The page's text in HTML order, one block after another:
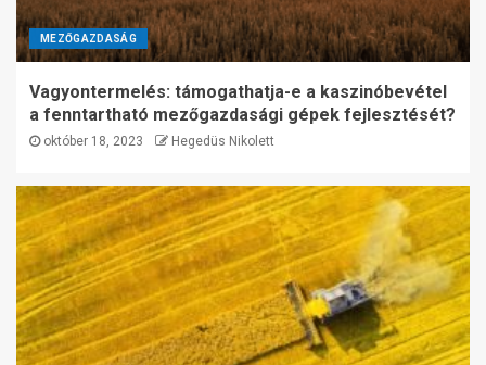
MEZŐGAZDASÁG
Vagyontermelés: támogathatja-e a kaszinóbevétel
a fenntartható mezőgazdasági gépek fejlesztését?
október 18, 2023 Hegedüs Nikolett